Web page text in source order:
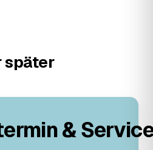
später
&